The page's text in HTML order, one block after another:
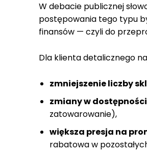
W debacie publicznej
postępowania tego typu
finansów — czyli do
Dla klienta detalicznego
zmniejszenie liczby
zmiany w
zatowarowanie),
większa presja na
rabatowa w